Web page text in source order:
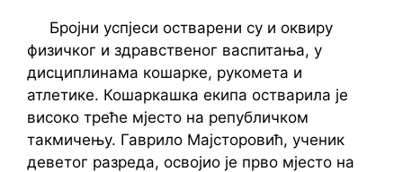
Бројни успјеси остварени су и оквиру
физичког и здравственог васпитања, у
дисциплинама кошарке, рукомета и
атлетике. Кошаркашка екипа остварила је
високо треће мјесто на републичком
такмичењу. Гаврило Мајсторовић, ученик
деветог разреда, освојио је прво мјесто на